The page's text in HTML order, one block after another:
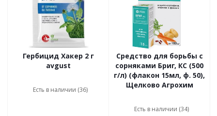
Гербицид Хакер 2 г
avgust
Есть в наличии (36)
Средство для борьбы с
сорняками Бриг, КС (500
г/л) (флакон 15мл, ф. 50),
Щелково Агрохим
Есть в наличии (34)